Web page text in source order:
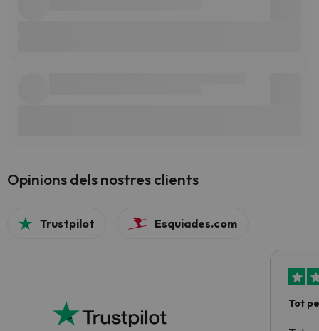
Opinions dels nostres clients
Trustpilot Esquiades.com
Tot